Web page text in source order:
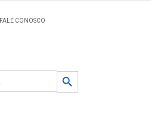
FALE CONOSCO
Search Button